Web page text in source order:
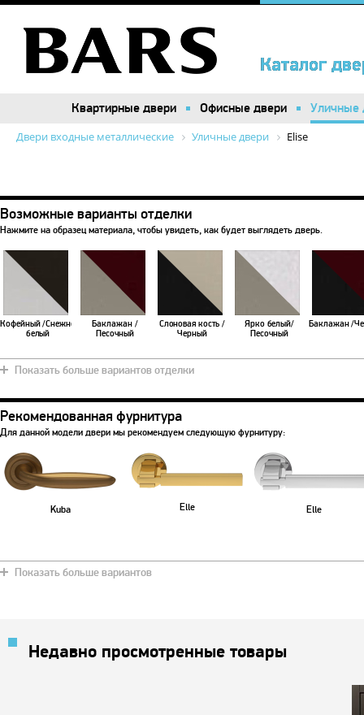
Каталог
Каталог
Квартирные двери Офисные двери Уличные
Квартирные двери Офисные двери Уличные
Двери входные металлические Уличные двери Elise
Возможные варианты отделки
Нажмите на образец материала, чтобы увидеть, как будет выглядеть дверь.
Кофейный /Снежно
белый
Баклажан /
Песочный
Слоновая кость /
Черный
Ярко белый/
Песочный
Баклажан /
Показать больше вариантов отделки
Рекомендованная фурнитура
Для данной модели двери мы рекомендуем следующую фурнитуру:
Kuba Elle Elle
Показать больше вариантов
Недавно просмотренные товары